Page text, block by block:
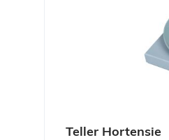
Teller Hortensie